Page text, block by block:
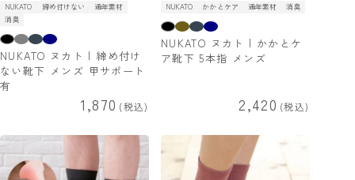
NUKATO 締め付けない
通年素材
消臭
NUKATO ヌカト | 締め付け
ない靴下 メンズ 甲サポート
有
1,870 税込
NUKATO かかとケア 通年素材 消臭
NUKATO ヌカト | かかとケ
ア靴下 5本指 メンズ
2,420 税込